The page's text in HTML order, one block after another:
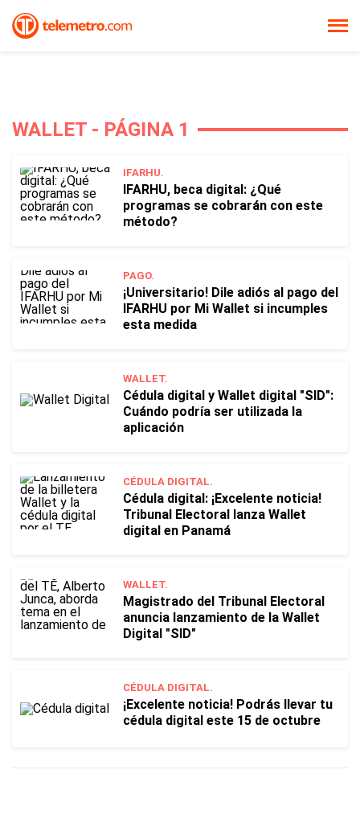
WALLET - PÁGINA 1
IFARHU.
IFARHU, beca digital: ¿Qué
programas se cobrarán con este
método?
PAGO.
¡Universitario! Dile adiós al pago del
IFARHU por Mi Wallet si incumples
esta medida
WALLET.
Cédula digital y Wallet digital "SID":
Cuándo podría ser utilizada la
aplicación
CÉDULA DIGITAL.
Cédula digital: ¡Excelente noticia!
Tribunal Electoral lanza Wallet
digital en Panamá
WALLET.
Magistrado del Tribunal Electoral
anuncia lanzamiento de la Wallet
Digital "SID"
CÉDULA DIGITAL.
¡Excelente noticia! Podrás llevar tu
cédula digital este 15 de octubre